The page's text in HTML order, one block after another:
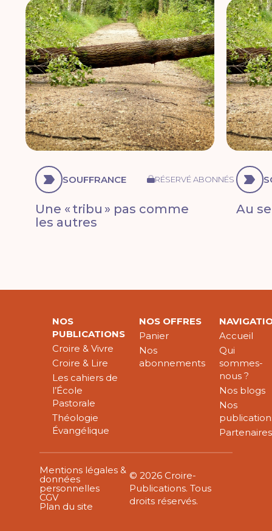
SOUFFRANCE RÉSERVÉ ABONNÉS
Une « tribu » pas comme
les autres
Au
NOS
PUBLICATIONS
Croire & Vivre
Croire & Lire
Les cahiers de
l’École
Pastorale
Théologie
Évangélique
NOS OFFRES
Panier
Nos
abonnements
Accueil
Qui
sommes-
nous ?
Nos blogs
Nos
Partenaires
Mentions légales &
données
personnelles
CGV
Plan du site
© 2026 Croire-
Publications. Tous
droits réservés.